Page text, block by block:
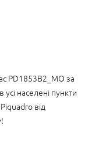
PD1853B2_MO за
населені пункти
від